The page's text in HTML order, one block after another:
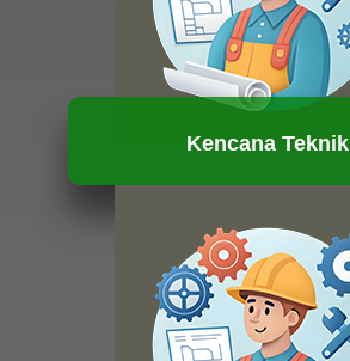
Kencana Teknik
HUBUNGI KAMI